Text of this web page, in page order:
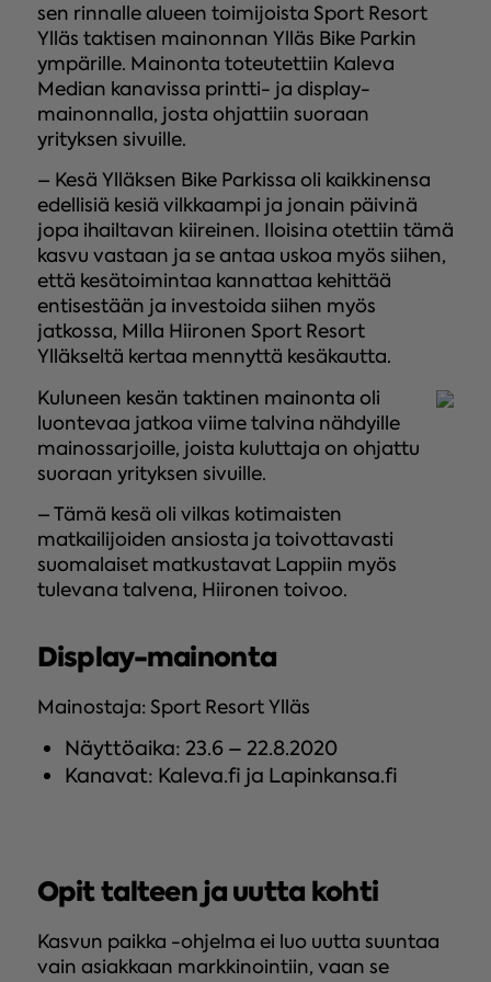
sen rinnalle alueen toimijoista Sport Resort
Ylläs taktisen mainonnan Ylläs Bike Parkin
ympärille. Mainonta toteutettiin Kaleva
Median kanavissa printti- ja display-
mainonnalla, josta ohjattiin suoraan
yrityksen sivuille.
– Kesä Ylläksen Bike Parkissa oli kaikkinensa
edellisiä kesiä vilkkaampi ja jonain päivinä
jopa ihailtavan kiireinen. Iloisina otettiin tämä
kasvu vastaan ja se antaa uskoa myös siihen,
että kesätoimintaa kannattaa kehittää
entisestään ja investoida siihen myös
jatkossa, Milla Hiironen Sport Resort
Ylläkseltä kertaa mennyttä kesäkautta.
Kuluneen kesän taktinen mainonta oli
luontevaa jatkoa viime talvina nähdyille
mainossarjoille, joista kuluttaja on ohjattu
suoraan yrityksen sivuille.
– Tämä kesä oli vilkas kotimaisten
matkailijoiden ansiosta ja toivottavasti
suomalaiset matkustavat Lappiin myös
tulevana talvena, Hiironen toivoo.
Display-mainonta
Mainostaja: Sport Resort Ylläs
Näyttöaika: 23.6 – 22.8.2020
Kanavat: Kaleva.fi ja Lapinkansa.fi
Opit talteen ja uutta kohti
Kasvun paikka -ohjelma ei luo uutta suuntaa
vain asiakkaan markkinointiin, vaan se